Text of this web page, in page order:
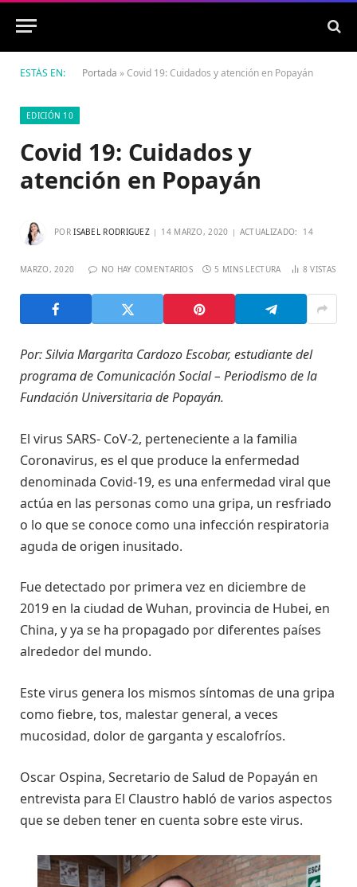
ESTÁS EN: Portada »Covid 19: Cuidados y atención en Popayán
EDICIÓN 10
Covid 19: Cuidados y
atención en Popayán
POR ISABEL RODRIGUEZ 14 MARZO, 2020 ACTUALIZADO: 14
MARZO, 2020 NO HAY COMENTARIOS 5 MINS LECTURA 8VISTAS
Por: Silvia Margarita Cardozo Escobar, estudiante del
programa de Comunicación Social – Periodismo de la
Fundación Universitaria de Popayán.
El virus SARS- CoV-2, perteneciente a la familia
Coronavirus, es el que produce la enfermedad
denominada Covid-19, es una enfermedad viral que
actúa en las personas como una gripa, un resfriado
o lo que se conoce como una infección respiratoria
aguda de origen inusitado.
Fue detectado por primera vez en diciembre de
2019 en la ciudad de Wuhan, provincia de Hubei, en
China, y ya se ha propagado por diferentes países
alrededor del mundo.
Este virus genera los mismos síntomas de una gripa
como fiebre, tos, malestar general, a veces
mucosidad, dolor de garganta y escalofríos.
Oscar Ospina, Secretario de Salud de Popayán en
entrevista para El Claustro habló de varios aspectos
que se deben tener en cuenta sobre este virus.